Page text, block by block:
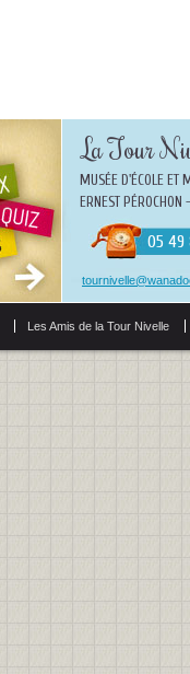
La Tour
MUSÉE D'ÉCOLE ET
ERNEST
05 49
Les Amis de la Tour Nivelle